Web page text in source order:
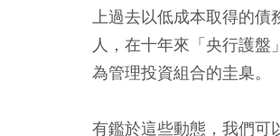
上過去以低成本取得的
人，在十年來「央行護
為管理投資組合的圭臬。
有鑑於這些動態，我們可